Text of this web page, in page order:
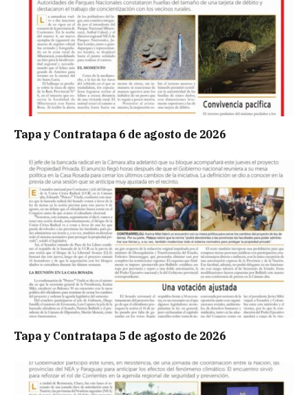
Tapa y Contratapa 6 de agosto de 2026
Tapa y Contratapa 5 de agosto de 2026